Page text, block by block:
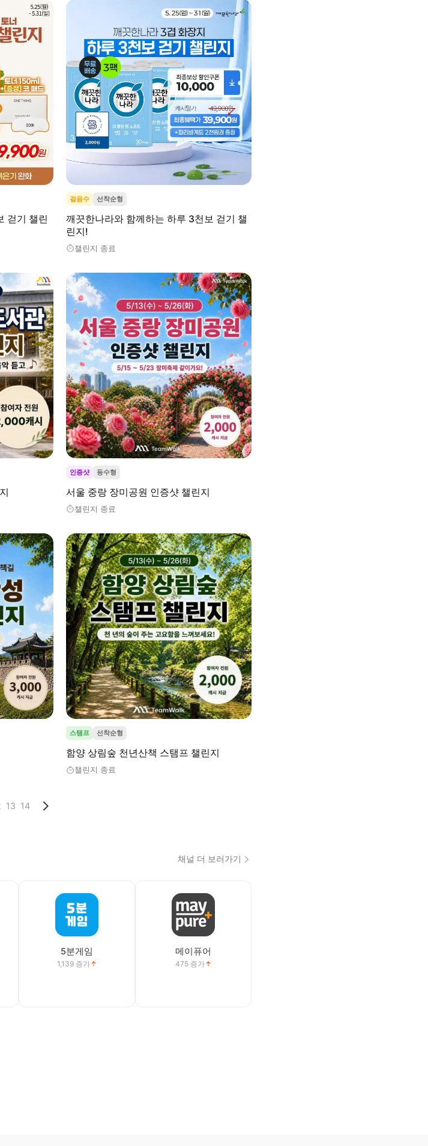
걷기 챌린
걸음수 선착순형
깨끗한나라와 함께하는 하루 3천보 걷기 챌
린지!
챌린지 종료
인증샷 등수형
서울 중랑 장미공원 인증샷 챌린지
챌린지 종료
스탬프 선착순형
함양 상림숲 천년산책 스탬프 챌린지
챌린지 종료
13 14
채널 더 보러가기
5분게임
1,139 증가
메이퓨어
475 증가